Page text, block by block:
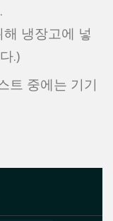
냉장고에 넣
.)
트 중에는 기기